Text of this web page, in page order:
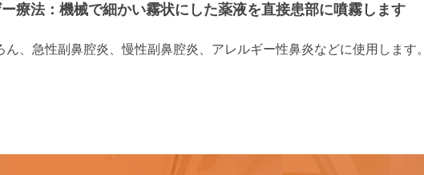
療法：機械で細かい霧状にした薬液を直接患部に噴霧します
ん、急性副鼻腔炎、慢性副鼻腔炎、アレルギー性鼻炎などに使用します。